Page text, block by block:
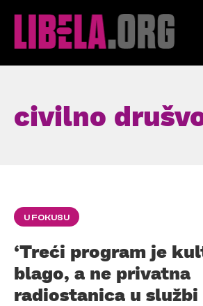
civilno
U FOKUSU
‘Treći program je
blago, a ne privatna
radiostanica u službi